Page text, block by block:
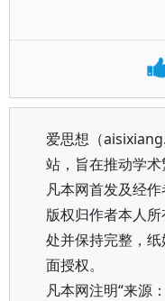
爱思想（
站，旨在推动学术
凡本网首发及经
版权归作者本人
处并保持完整，
面授权。
凡本网注明“来源